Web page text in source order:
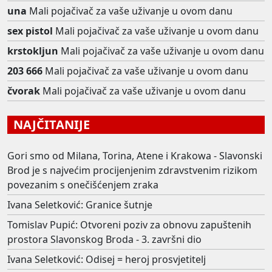
una Mali pojačivač za vaše uživanje u ovom danu
sex pistol Mali pojačivač za vaše uživanje u ovom danu
krstokljun Mali pojačivač za vaše uživanje u ovom danu
203 666 Mali pojačivač za vaše uživanje u ovom danu
čvorak Mali pojačivač za vaše uživanje u ovom danu
NAJČITANIJE
Gori smo od Milana, Torina, Atene i Krakowa - Slavonski
Brod je s najvećim procijenjenim zdravstvenim rizikom
povezanim s onečišćenjem zraka
Ivana Seletković: Granice šutnje
Tomislav Pupić: Otvoreni poziv za obnovu zapuštenih
prostora Slavonskog Broda - 3. završni dio
Ivana Seletković: Odisej = heroj prosvjetitelj